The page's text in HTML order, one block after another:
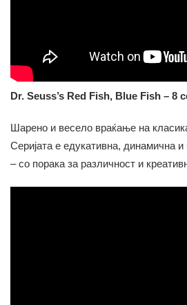
Dr. Seuss’s Red Fish, Blue Fish – 8
Шарено и весело враќање на
Серијата е едукативна, динамична
– со порака за различност и